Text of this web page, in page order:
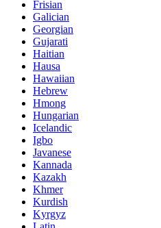
Frisian
Galician
Georgian
Gujarati
Haitian
Hausa
Hawaiian
Hebrew
Hmong
Hungarian
Icelandic
Igbo
Javanese
Kannada
Kazakh
Khmer
Kurdish
Kyrgyz